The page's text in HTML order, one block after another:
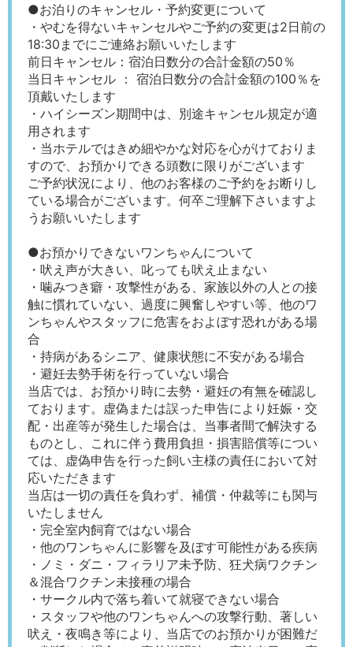
●お泊りのキャンセル・予約変更について
・やむを得ないキャンセルやご予約の変更は2日前の
18:30までにご連絡お願いいたします
前日キャンセル：宿泊日数分の合計金額の50％
当日キャンセル ： 宿泊日数分の合計金額の100％を
頂戴いたします
・ハイシーズン期間中は、別途キャンセル規定が適
用されます
・当ホテルではきめ細やかな対応を心がけておりま
すので、お預かりできる頭数に限りがございます
ご予約状況により、他のお客様のご予約をお断りし
ている場合がございます。何卒ご理解下さいますよ
うお願いいたします
●お預かりできないワンちゃんについて
・吠え声が大きい、叱っても吠え止まない
・噛みつき癖・攻撃性がある、家族以外の人との接
触に慣れていない、過度に興奮しやすい等、他のワ
ンちゃんやスタッフに危害をおよぼす恐れがある場
合
・持病があるシニア、健康状態に不安がある場合
・避妊去勢手術を行っていない場合
当店では、お預かり時に去勢・避妊の有無を確認し
ております。虚偽または誤った申告により妊娠・交
配・出産等が発生した場合は、当事者間で解決する
ものとし、これに伴う費用負担・損害賠償等につい
ては、虚偽申告を行った飼い主様の責任において対
応いただきます
当店は一切の責任を負わず、補償・仲裁等にも関与
いたしません
・完全室内飼育ではない場合
・他のワンちゃんに影響を及ぼす可能性がある疾病
・ノミ・ダニ・フィラリア未予防、狂犬病ワクチン
＆混合ワクチン未接種の場合
・サークル内で落ち着いて就寝できない場合
・スタッフや他のワンちゃんへの攻撃行動、著しい
吠え・夜鳴き等により、当店でのお預かりが困難だ